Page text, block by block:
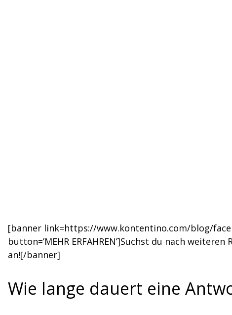
[banner link=https://www.kontentino.com/blog/
button=’MEHR ERFAHREN’]Suchst du nach
an![/banner]
Wie lange dauert eine